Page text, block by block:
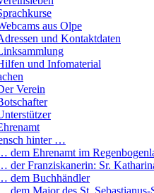
aus Olpe
und Kontaktdaten
und Infomaterial
Verein
hinter …
dem Ehrenamt im
der Franziskanerin: Sr.
dem Buchhändler
dem Major des St. Sebastianus-